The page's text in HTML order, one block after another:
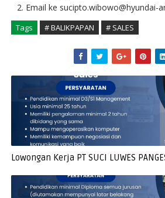
2. Email ke sucipto.wibowo@hyundai-
Tags # BALIKPAPAN # SALES
Lowongan Kerja PT SUCI LUWES